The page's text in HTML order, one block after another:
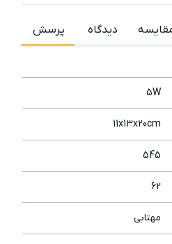
دیدگاه پرسش
5W
11x13x20cm
545
62
مهتابی